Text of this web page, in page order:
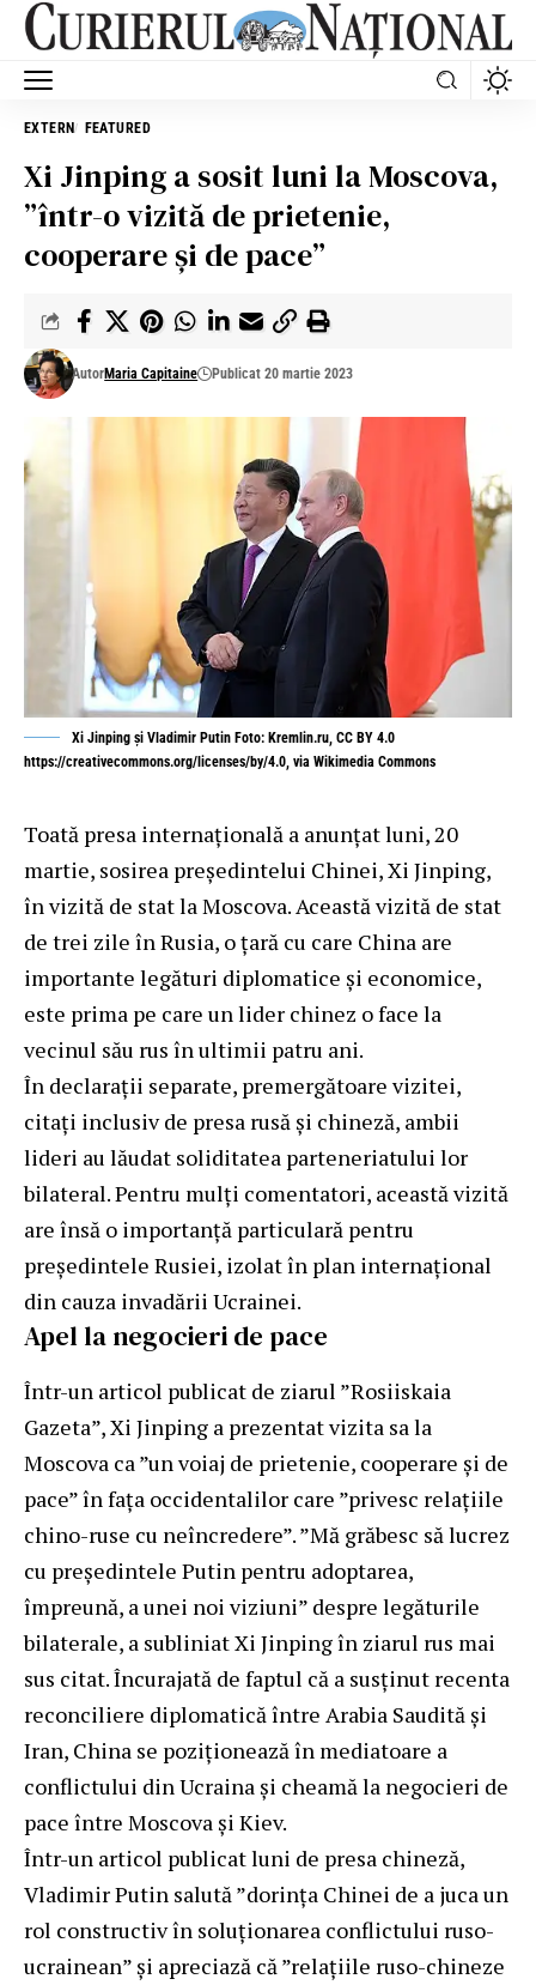
EXTERN FEATURED
Xi Jinping a sosit luni la Moscova,
”într-o vizită de prietenie,
cooperare și de pace”
AutorMaria Capitaine Publicat 20 martie 2023
Xi Jinping și Vladimir Putin Foto: Kremlin.ru, CC BY 4.0
https://creativecommons.org/licenses/by/4.0, via Wikimedia Commons
Toată presa internațională a anunțat luni, 20
martie, sosirea președintelui Chinei, Xi Jinping,
în vizită de stat la Moscova. Această vizită de stat
de trei zile în Rusia, o țară cu care China are
importante legături diplomatice și economice,
este prima pe care un lider chinez o face la
vecinul său rus în ultimii patru ani.
În declarații separate, premergătoare vizitei,
citați inclusiv de presa rusă și chineză, ambii
lideri au lăudat soliditatea parteneriatului lor
bilateral. Pentru mulți comentatori, această vizită
are însă o importanță particulară pentru
președintele Rusiei, izolat în plan internațional
din cauza invadării Ucrainei.
Apel la negocieri de pace
Într-un articol publicat de ziarul ”Rosiiskaia
Gazeta”, Xi Jinping a prezentat vizita sa la
Moscova ca ”un voiaj de prietenie, cooperare și de
pace” în fața occidentalilor care ”privesc relațiile
chino-ruse cu neîncredere”. ”Mă grăbesc să lucrez
cu președintele Putin pentru adoptarea,
împreună, a unei noi viziuni” despre legăturile
bilaterale, a subliniat Xi Jinping în ziarul rus mai
sus citat. Încurajată de faptul că a susținut recenta
reconciliere diplomatică între Arabia Saudită și
Iran, China se poziționează în mediatoare a
conflictului din Ucraina și cheamă la negocieri de
pace între Moscova și Kiev.
Într-un articol publicat luni de presa chineză,
Vladimir Putin salută ”dorința Chinei de a juca un
rol constructiv în soluționarea conflictului ruso-
ucrainean” și apreciază că ”relațiile ruso-chineze